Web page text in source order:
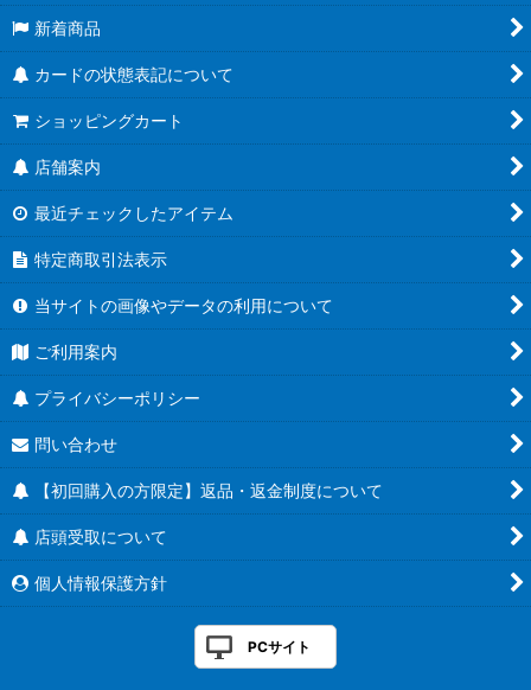
新着商品
カードの状態表記について
ショッピングカート
店舗案内
最近チェックしたアイテム
特定商取引法表示
当サイトの画像やデータの利用について
ご利用案内
プライバシーポリシー
問い合わせ
【初回購入の方限定】返品・返金制度について
店頭受取について
個人情報保護方針
PCサイト